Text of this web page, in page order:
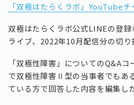
「双極はたらくラボ」YouTubeチ
双極はたらくラボ公式LINEの登
ライブ、2022年10月配信分の切り
「双極性障害」についてのQ&A
で双極性障害Ⅱ型の当事者でもあ
ている方で回答した内容を編集し